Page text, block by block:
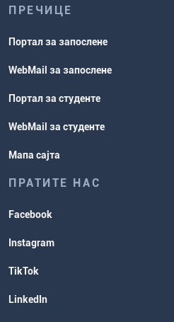
ПРЕЧИЦЕ
Портал за запослене
WebMail за запослене
Портал за студенте
WebMail за студенте
Мапа сајта
ПРАТИТЕ НАС
Facebook
Instagram
TikTok
LinkedIn